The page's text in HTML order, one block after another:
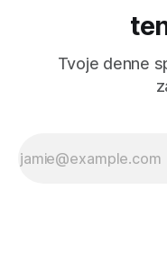
Tvoje denne